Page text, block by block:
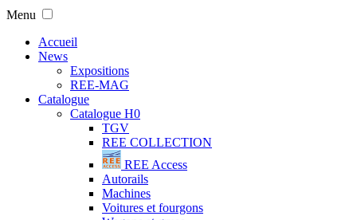
Menu
Accueil
News
Expositions
REE-MAG
Catalogue
Catalogue H0
TGV
REE COLLECTION
REE Access
Autorails
Machines
Voitures et fourgons